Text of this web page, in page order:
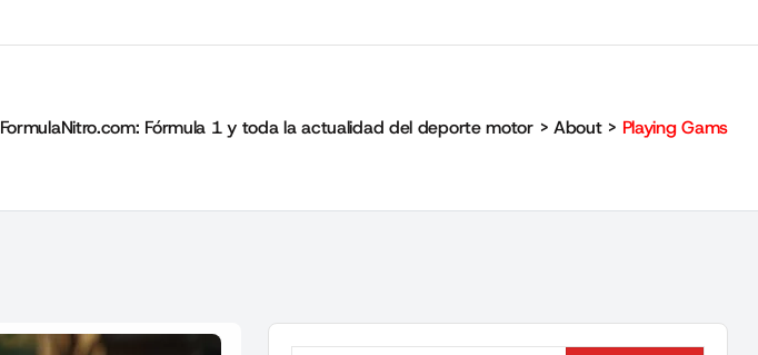
FormulaNitro.com: Fórmula 1 y toda la actualidad del deporte motor> About> Playing Gams